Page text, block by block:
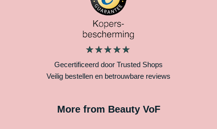
Gecertificeerd door Trusted Shops
Veilig bestellen en betrouwbare reviews
More from Beauty VoF